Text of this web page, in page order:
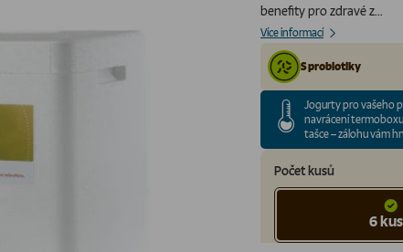
benefity pro zdravé z...
Více informací
S probiotiky
Jogurty pro vašeho
navrácení
tašce – zálohu vám
Počet kusů
6